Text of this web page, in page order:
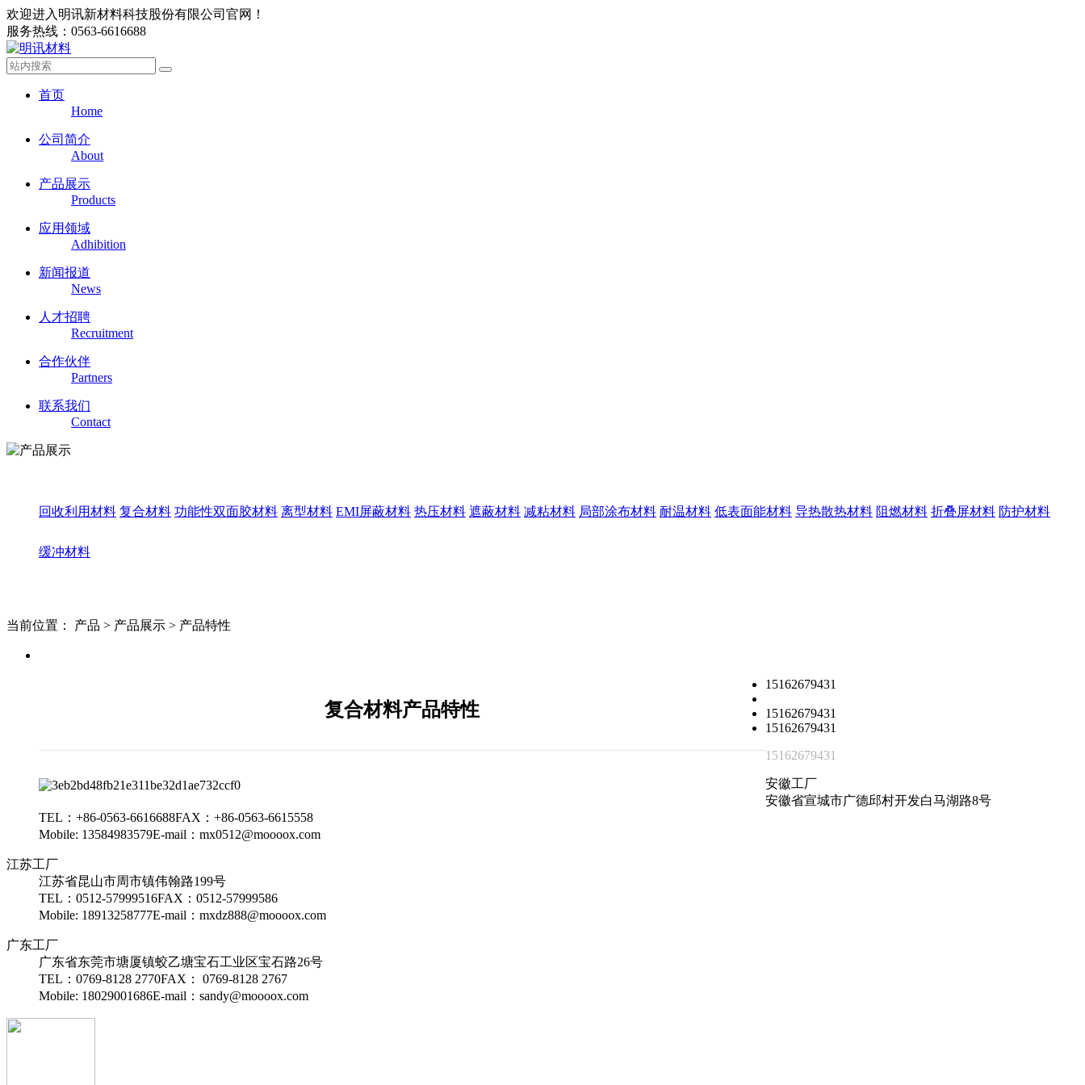
欢迎进入明讯新材料科技股份有限公司官网！
服务热线：0563-6616688
首页
Home
公司简介
About
产品展示
Products
应用领域
Adhibition
新闻报道
News
人才招聘
Recruitment
合作伙伴
Partners
联系我们
Contact
回收利用材料 复合材料 功能性双面胶材料 离型材料 EMI屏蔽材料 热压材料 遮蔽材料 减粘材料 局部涂布材料 耐温材料 低表面能材料 导热散热材料 阻燃材料 折叠屏材料 防护材料
缓冲材料
当前位置： 产品 > 产品展示 > 产品特性
复合材料产品特性
15162679431
15162679431
15162679431
15162679431
安徽工厂
安徽省宣城市广德邱村开发白马湖路8号
TEL：+86-0563-6616688FAX：+86-0563-6615558
Mobile: 13584983579E-mail：mx0512@moooox.com
江苏工厂
江苏省昆山市周市镇伟翰路199号
TEL：0512-57999516FAX：0512-57999586
Mobile: 18913258777E-mail：mxdz888@moooox.com
广东工厂
广东省东莞市塘厦镇蛟乙塘宝石工业区宝石路26号
TEL：0769-8128 2770FAX： 0769-8128 2767
Mobile: 18029001686E-mail：sandy@moooox.com